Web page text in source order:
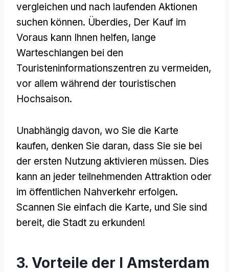
vergleichen und nach laufenden Aktionen
suchen können. Überdies, Der Kauf im
Voraus kann Ihnen helfen, lange
Warteschlangen bei den
Touristeninformationszentren zu vermeiden,
vor allem während der touristischen
Hochsaison.
Unabhängig davon, wo Sie die Karte
kaufen, denken Sie daran, dass Sie sie bei
der ersten Nutzung aktivieren müssen. Dies
kann an jeder teilnehmenden Attraktion oder
im öffentlichen Nahverkehr erfolgen.
Scannen Sie einfach die Karte, und Sie sind
bereit, die Stadt zu erkunden!
3. Vorteile der I Amsterdam